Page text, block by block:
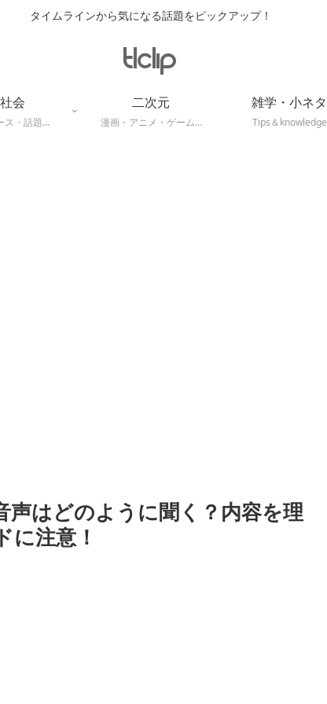
タイムラインから気になる話題をピックアップ！
社会
ス・話題…
二次元
漫画・アニメ・ゲーム…
雑学・小ネタ
Tips＆knowledge
声はどのように聞く？内容を理
に注意！